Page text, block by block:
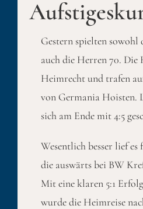
Gestern spielten sowohl
auch die Herren 70. Die
Heimrecht und trafen
von Germania Hoisten.
sich am Ende mit 4:5
Wesentlich besser lief
die auswärts bei BW
Mit eine klaren 5:1
wurde die Heimreise